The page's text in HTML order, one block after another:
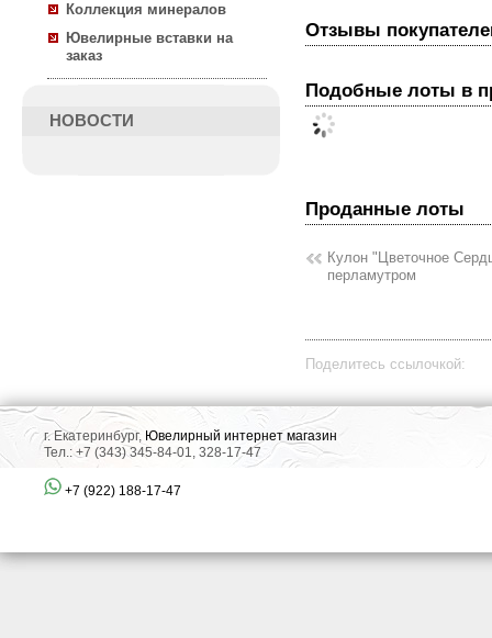
Коллекция минералов
Ювелирные вставки на
заказ
НОВОСТИ
Отзывы
Подобные лоты в
Проданные лоты
Кулон "Цветочное
перламутром
Поделитесь ссылочкой:
г. Екатеринбург, Ювелирный интернет магазин
Тел.: +7 (343) 345-84-01, 328-17-47
+7 (922) 188-17-47